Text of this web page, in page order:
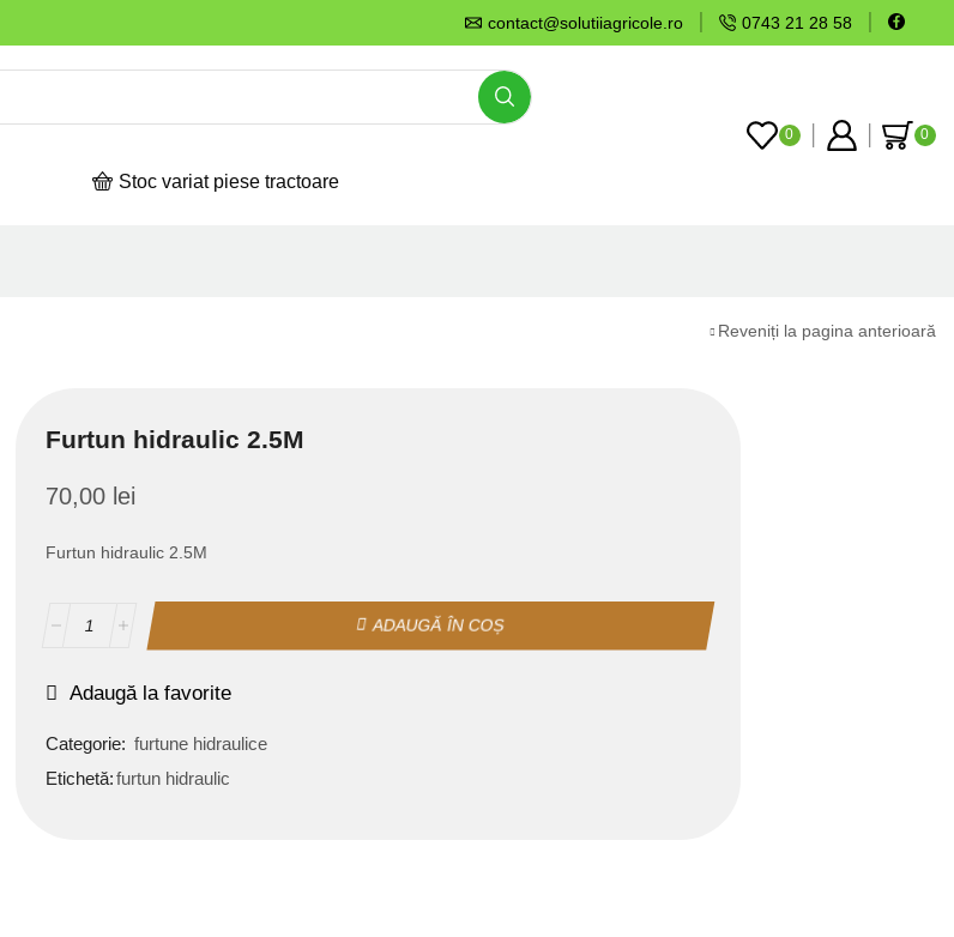
contact@solutiiagricole.ro 0743 21 28 58
Stoc variat piese tractoare
0 0
Reveniți la pagina anterioară
Furtun hidraulic 2.5M
70,00 lei
Furtun hidraulic 2.5M
ADAUGĂ ÎN COȘ
Adaugă la favorite
Categorie: furtune hidraulice
Etichetă:furtun hidraulic